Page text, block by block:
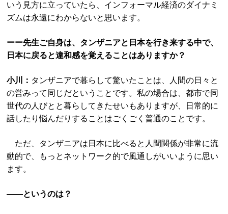
いう見方に立っていたら、インフォーマル経済のダイナミ
ズムは永遠にわからないと思います。
ーー先生ご自身は、タンザニアと日本を行き来する中で、
日本に戻ると違和感を覚えることはありますか？
小川： タンザニアで暮らして驚いたことは、人間の日々と
の営みって同じだということです。私の場合は、都市で同
世代の人びとと暮らしてきたせいもありますが、日常的に
話したり悩んだりすることはごくごく普通のことです。
ただ、タンザニアは日本に比べると人間関係が非常に流
動的で、もっとネットワーク的で風通しがいいように思い
ます。
――というのは？